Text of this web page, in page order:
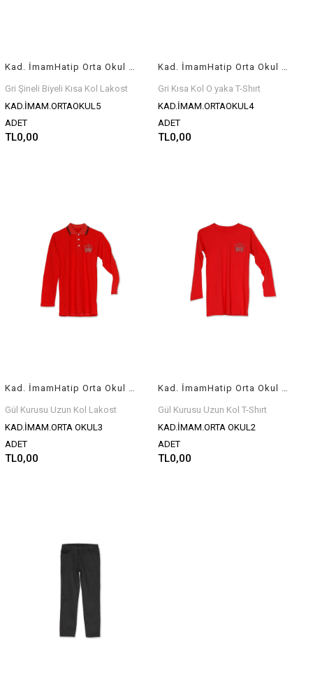
Kad. İmamHatip Orta Okul Gri Kısa Kol Şineli Biye Erkek Lakost Armalı
Gri Şineli Biyeli Kısa Kol Lakost
KAD.İMAM.ORTAOKUL5
ADET
TL0,00
Kad. İmamHatip Orta Okul Gri O Yaka Kısa Kol Erkek T-Shırt Armalı
Gri Kısa Kol O yaka T-Shırt
KAD.İMAM.ORTAOKUL4
ADET
TL0,00
Gül Kurusu Uzun Kol Lakost
KAD.İMAM.ORTA OKUL3
ADET
TL0,00
Gül Kurusu Uzun Kol T-Shırt
KAD.İMAM.ORTA OKUL2
ADET
TL0,00